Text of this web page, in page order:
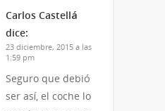
Carlos Castellá
dice:
23 diciembre, 2015 a las
1:59 pm
Seguro que debió
ser así, el coche lo